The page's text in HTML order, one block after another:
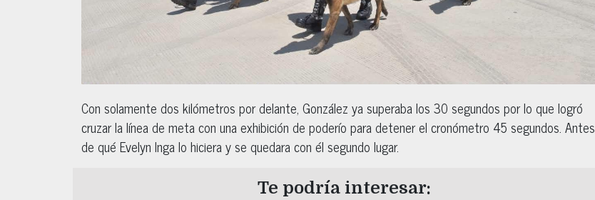
Con solamente dos kilómetros por delante, González ya superaba los 30 segundos por lo que logró
cruzar la línea de meta con una exhibición de poderío para detener el cronómetro 45 segundos. Antes
de qué Evelyn Inga lo hiciera y se quedara con él segundo lugar.
Te podría interesar: